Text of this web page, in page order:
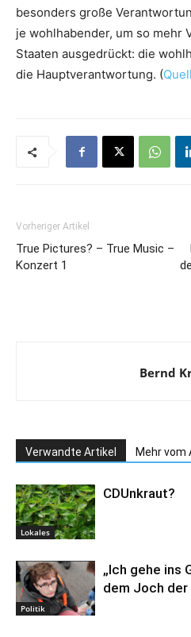
besonders große
je wohlhabender, um so mehr
Staaten ausgedrückt: die
die Hauptverantwortung. (
Vorheriger Artikel
True Pictures? – True Music –
Konzert 1
Bernd
Verwandte Artikel Mehr vom
Lokales
CDUnkraut?
Politik
„Ich gehe ins
dem Joch